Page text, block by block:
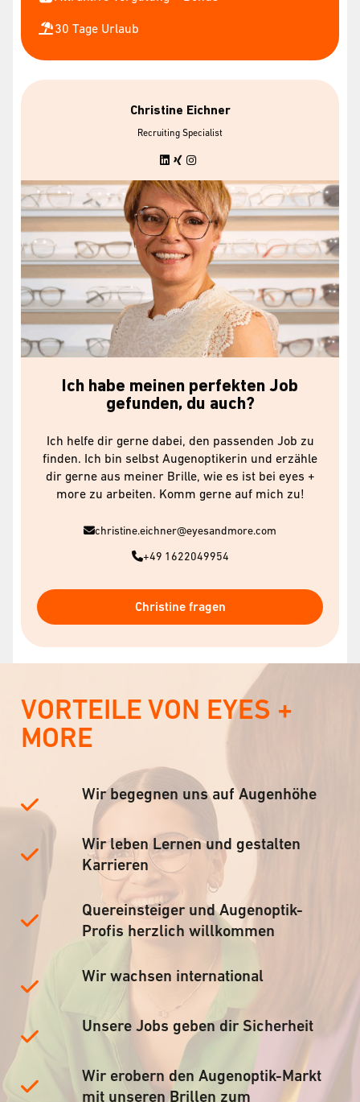
30 Tage Urlaub
Christine Eichner
Recruiting Specialist
Ich habe meinen perfekten Job
gefunden, du auch?
Ich helfe dir gerne dabei, den passenden Job zu
finden. Ich bin selbst Augenoptikerin und erzähle
dir gerne aus meiner Brille, wie es ist bei eyes +
more zu arbeiten. Komm gerne auf mich zu!
christine.eichner@eyesandmore.com
+49 1622049954
Christine fragen
VORTEILE VON EYES +
MORE
Wir begegnen uns auf Augenhöhe
Wir leben Lernen und gestalten
Karrieren
Quereinsteiger und Augenoptik-
Profis herzlich willkommen
Wir wachsen international
Unsere Jobs geben dir Sicherheit
Wir erobern den Augenoptik-Markt
mit unseren Brillen zum